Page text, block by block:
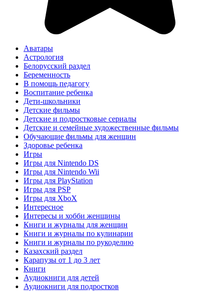
Аватары
Астрология
Белорусский раздел
Беременность
В помощь педагогу
Воспитание ребенка
Дети-школьники
Детские фильмы
Детские и подростковые сериалы
Детские и семейные художественные фильмы
Обучающие фильмы для женщин
Здоровье ребенка
Игры
Игры для Nintendo DS
Игры для Nintendo Wii
Игры для PlayStation
Игры для PSP
Игры для XboX
Интересное
Интересы и хобби женщины
Книги и журналы для женщин
Книги и журналы по кулинарии
Книги и журналы по рукоделию
Казахский раздел
Карапузы от 1 до 3 лет
Книги
Аудиокниги для детей
Аудиокниги для подростков